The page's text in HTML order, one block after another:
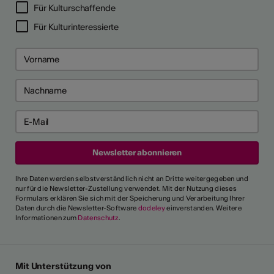
Für Kulturschaffende
Für Kulturinteressierte
Ihre Daten werden selbstverständlich nicht an Dritte weitergegeben und
nur für die Newsletter-Zustellung verwendet. Mit der Nutzung dieses
Formulars erklären Sie sich mit der Speicherung und Verarbeitung Ihrer
Daten durch die Newsletter-Software dodeleyeinverstanden. Weitere
Informationen zum Datenschutz.
Mit Unterstützung von